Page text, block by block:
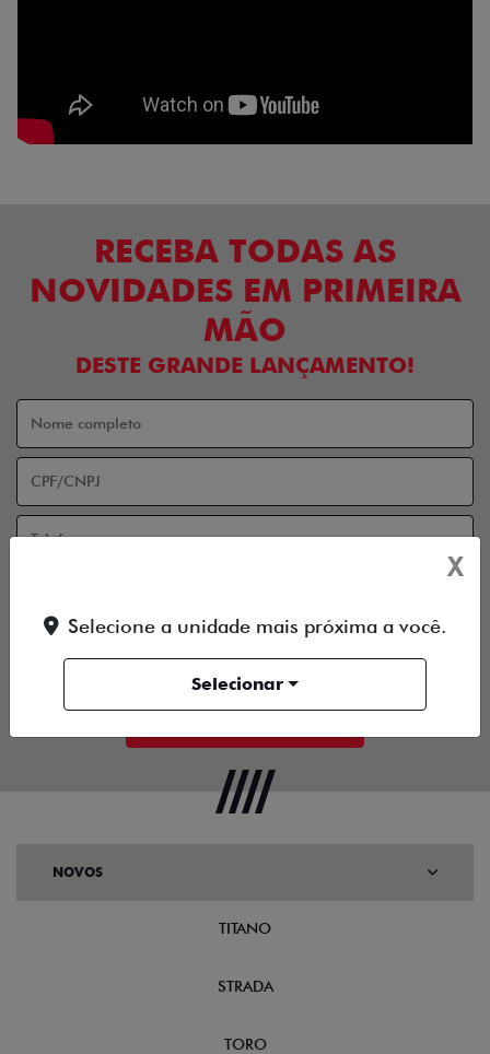
RECEBA TODAS AS
NOVIDADES EM PRIMEIRA
MÃO
DESTE GRANDE LANÇAMENTO!
Aceito receber comunicação via celular
NOVOS
TITANO
STRADA
TORO
X
Selecione a unidade mais próxima a você.
Selecionar